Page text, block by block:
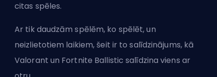
citas spēles.
Ar tik daudzām spēlēm, ko spēlēt, un
neizlietotiem laikiem, šeit ir to salīdzinājums, kā
Valorant un Fortnite Ballistic salīdzina viens ar